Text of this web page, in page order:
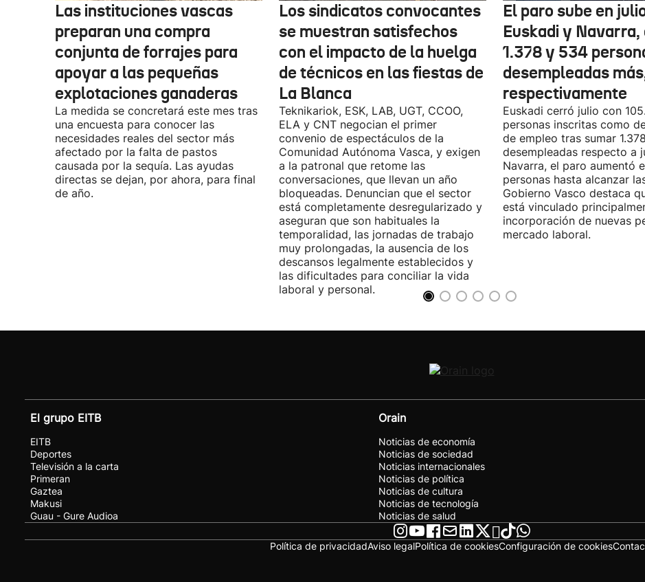
Las instituciones vascas
preparan una compra
conjunta de forrajes para
apoyar a las pequeñas
explotaciones ganaderas
La medida se concretará este mes tras
una encuesta para conocer las
necesidades reales del sector más
afectado por la falta de pastos
causada por la sequía. Las ayudas
directas se dejan, por ahora, para final
de año.
Los sindicatos convocantes
se muestran satisfechos
con el impacto de la huelga
de técnicos en las fiestas de
La Blanca
Teknikariok, ESK, LAB, UGT, CCOO,
ELA y CNT negocian el primer
convenio de espectáculos de la
Comunidad Autónoma Vasca, y exigen
a la patronal que retome las
conversaciones, que llevan un año
bloqueadas. Denuncian que el sector
está completamente desregularizado y
aseguran que son habituales la
temporalidad, las jornadas de trabajo
muy prolongadas, la ausencia de los
descansos legalmente establecidos y
las dificultades para conciliar la vida
laboral y personal.
El paro sube en
Euskadi y Navarra,
1.378 y 534
desempleadas
respectivamente
Euskadi cerró julio con
personas inscritas como
de empleo tras sumar
desempleadas respecto a
Navarra, el paro aumentó
personas hasta alcanzar
Gobierno Vasco destaca
está vinculado
incorporación de nuevas
mercado laboral.
El grupo EITB
EITB
Deportes
Televisión a la carta
Primeran
Gaztea
Makusi
Guau - Gure Audioa
Orain
Noticias de economía
Noticias de sociedad
Noticias internacionales
Noticias de política
Noticias de cultura
Noticias de tecnología
Noticias de salud
Política de privacidadAviso legalPolítica de cookiesConfiguración de cookies